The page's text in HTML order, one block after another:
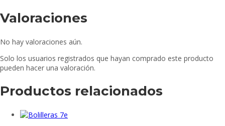
Valoraciones
No hay valoraciones aún.
Solo los usuarios registrados que hayan comprado este producto
pueden hacer una valoración.
Productos relacionados